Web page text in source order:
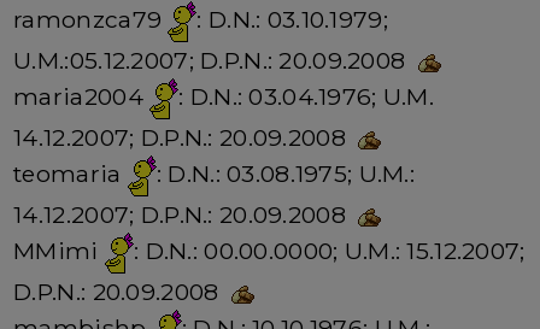
ramonzca79
: D.N.: 03.10.1979;
U.M.:05.12.2007; D.P.N.: 20.09.2008
maria2004
: D.N.: 03.04.1976; U.M.
14.12.2007; D.P.N.: 20.09.2008
teomaria
: D.N.: 03.08.1975; U.M.:
14.12.2007; D.P.N.: 20.09.2008
MMimi
: D.N.: 00.00.0000; U.M.: 15.12.2007;
D.P.N.: 20.09.2008